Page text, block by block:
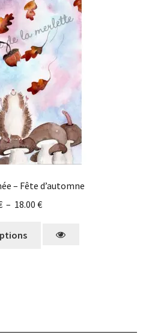
– Fête d’automne
– 18.00 €